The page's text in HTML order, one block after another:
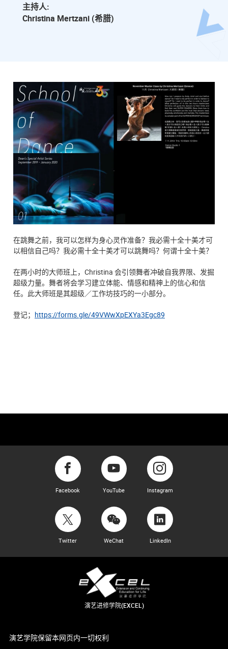
主持人:
Christina Mertzani (希腊)
在跳舞之前，我可以怎样为身心灵作准备？我必需十全十美才可
以相信自己吗？我必需十全十美才可以跳舞吗？何谓十全十美？
在两小时的大师班上，Christina 会引领舞者冲破自我界限、发掘
超级力量。舞者将会学习建立体能、情感和精神上的信心和信
任。此大师班是其超级／工作坊技巧的一小部分。
登记； https://forms.gle/49VWwXpEXYa3Egc89
Facebook YouTube Instagram
Twitter WeChat LinkedIn
演艺进修学院(EXCEL)
演艺学院保留本网页内一切权利